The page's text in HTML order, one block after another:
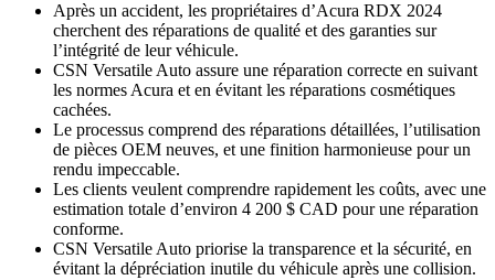
Après un accident, les propriétaires d’Acura RDX 2024
cherchent des réparations de qualité et des garanties sur
l’intégrité de leur véhicule.
CSN Versatile Auto assure une réparation correcte en suivant
les normes Acura et en évitant les réparations cosmétiques
cachées.
Le processus comprend des réparations détaillées, l’utilisation
de pièces OEM neuves, et une finition harmonieuse pour un
rendu impeccable.
Les clients veulent comprendre rapidement les coûts, avec une
estimation totale d’environ 4 200 $ CAD pour une réparation
conforme.
CSN Versatile Auto priorise la transparence et la sécurité, en
évitant la dépréciation inutile du véhicule après une collision.